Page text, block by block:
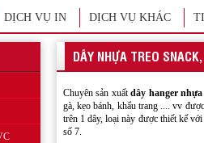
DỊCH VỤ IN DỊCH VỤ KHÁC
DÂY NHỰA TREO
Chuyên sản xuấtdây hanger nhựa
gà, kẹo bánh, khẩu trang .... vv
trên 1 dây, loại này được thiết kế
số 7.